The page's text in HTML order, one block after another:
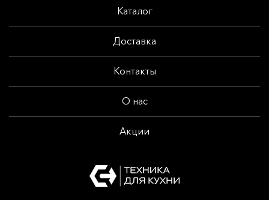
Каталог
Доставка
Контакты
О нас
Акции